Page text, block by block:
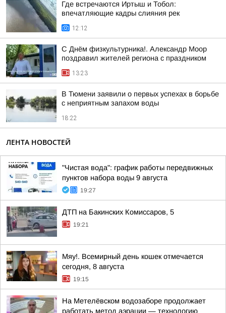
Где встречаются Иртыш и Тобол:
впечатляющие кадры слияния рек
12:12
С Днём физкультурника!. Александр Моор
поздравил жителей региона с праздником
13:23
В Тюмени заявили о первых успехах в борьбе
с неприятным запахом воды
18:22
ЛЕНТА НОВОСТЕЙ
"Чистая вода": график работы передвижных
пунктов набора воды 9 августа
19:27
ДТП на Бакинских Комиссаров, 5
19:21
Мяу!. Всемирный день кошек отмечается
сегодня, 8 августа
19:15
На Метелёвском водозаборе продолжает
работать метод аэрации — технологию